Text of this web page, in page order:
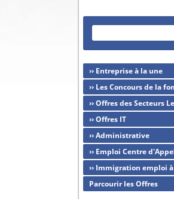
›› Entreprise à la une
›› Les Concours de la
›› Offres des Secteurs
›› Offres IT
›› Administrative
›› Emploi Centre
›› Immigration emploi
Parcourir les Offres